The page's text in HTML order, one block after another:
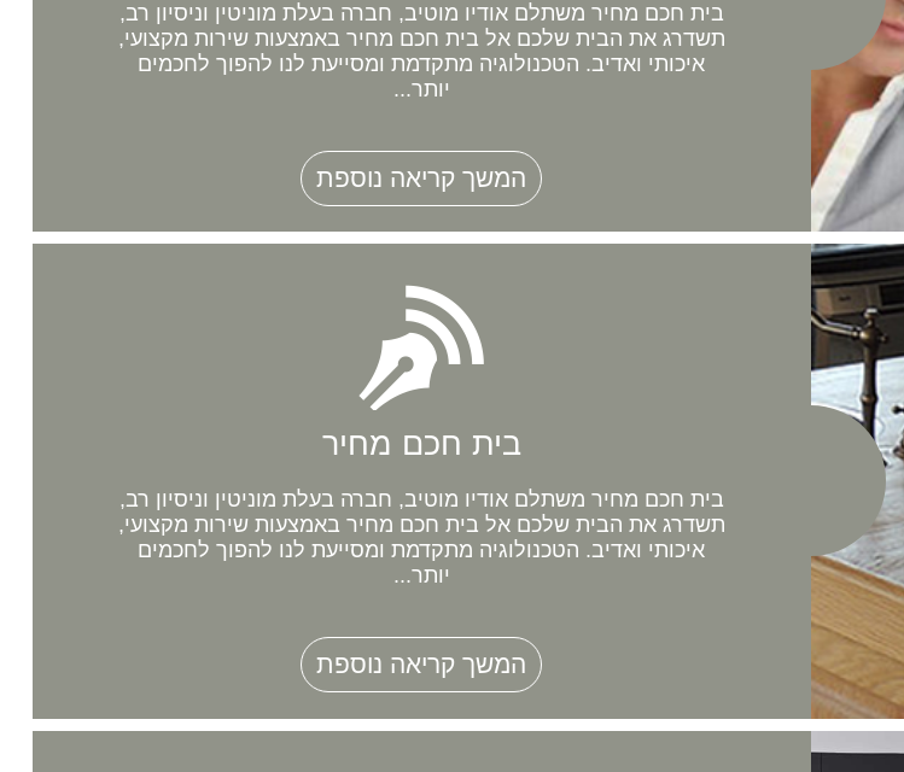
בית חכם מחיר משתלם אודיו מוטיב, חברה בעלת מוניטין וניסיון רב,
תשדרג את הבית שלכם אל בית חכם מחיר באמצעות שירות מקצועי,
איכותי ואדיב. הטכנולוגיה מתקדמת ומסייעת לנו להפוך לחכמים
יותר...
המשך קריאה נוספת
בית חכם מחיר
בית חכם מחיר משתלם אודיו מוטיב, חברה בעלת מוניטין וניסיון רב,
תשדרג את הבית שלכם אל בית חכם מחיר באמצעות שירות מקצועי,
איכותי ואדיב. הטכנולוגיה מתקדמת ומסייעת לנו להפוך לחכמים
יותר...
המשך קריאה נוספת